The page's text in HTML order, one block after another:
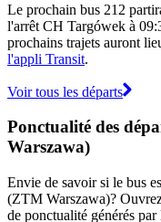
Le prochain bus 212
l'arrêt CH Targówek à
prochains trajets auront
l'appli Transit.
Voir tous les départs
Ponctualité des
Warszawa)
Envie de savoir si le bus
(ZTM Warszawa)?
de ponctualité générés par